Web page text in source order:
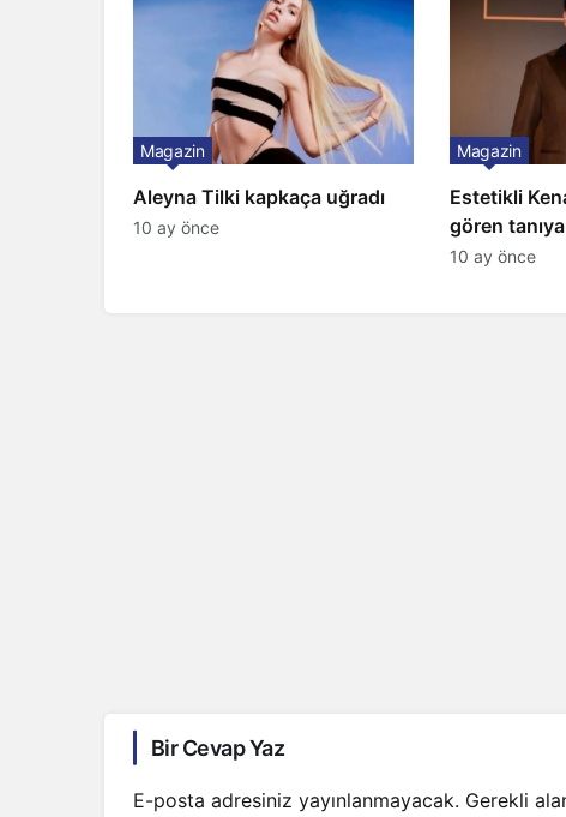
Aleyna Tilki kapkaça uğradı
Magazin
10 ay önce
Estetikli
gören
şaşırttı
Magazin
10 ay önce
Bir Cevap Yaz
E-posta adresiniz yayınlanmayacak. Gerekli